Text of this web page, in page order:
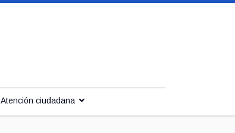
Atención ciudadana